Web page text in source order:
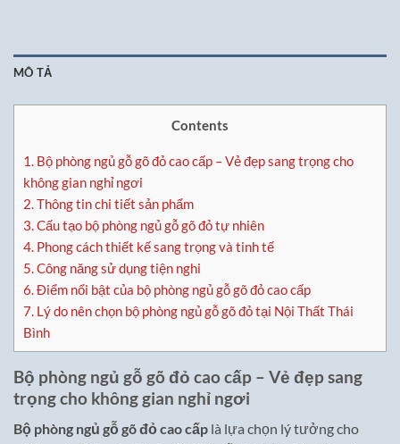
MÔ TẢ
Contents
1. Bộ phòng ngủ gỗ gõ đỏ cao cấp – Vẻ đẹp sang trọng cho
không gian nghỉ ngơi
2. Thông tin chi tiết sản phẩm
3. Cấu tạo bộ phòng ngủ gỗ gõ đỏ tự nhiên
4. Phong cách thiết kế sang trọng và tinh tế
5. Công năng sử dụng tiện nghi
6. Điểm nổi bật của bộ phòng ngủ gỗ gõ đỏ cao cấp
7. Lý do nên chọn bộ phòng ngủ gỗ gõ đỏ tại Nội Thất Thái
Bình
Bộ phòng ngủ gỗ gõ đỏ cao cấp – Vẻ đẹp sang
trọng cho không gian nghỉ ngơi
Bộ phòng ngủ gỗ gõ đỏ cao cấp là lựa chọn lý tưởng cho